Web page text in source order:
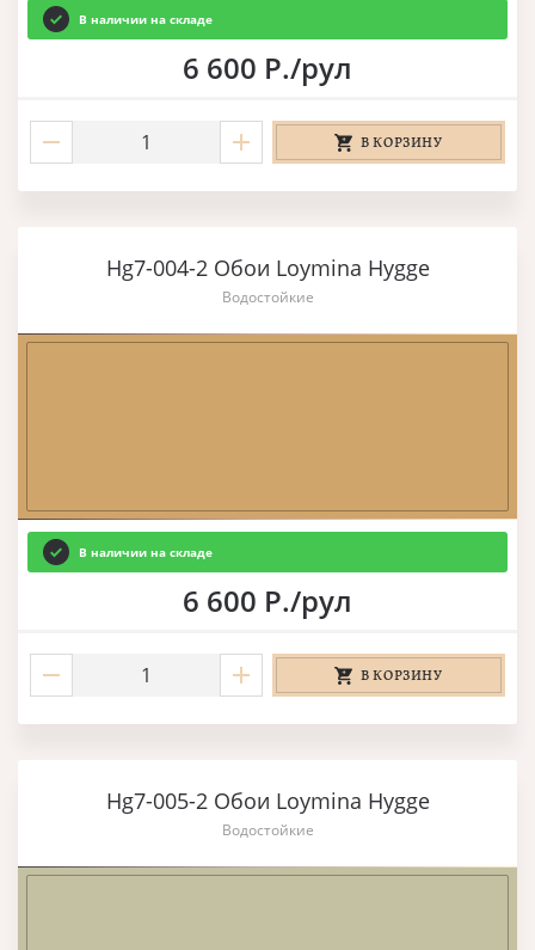
В наличии на складе
6 600 Р./рул
В КОРЗИНУ
Hg7-004-2 Обои Loymina Hygge
Водостойкие
В наличии на складе
6 600 Р./рул
В КОРЗИНУ
Hg7-005-2 Обои Loymina Hygge
Водостойкие